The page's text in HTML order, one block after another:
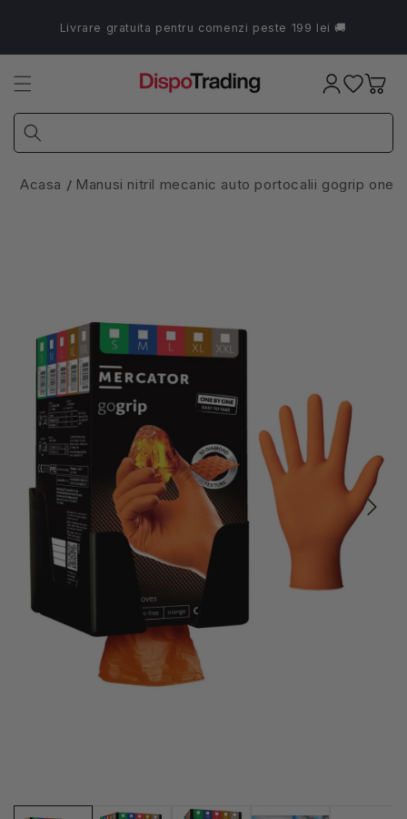
conținutLivrare gratuita pentru comenzi peste 199 lei 🚚
Coș
Acasa Manusi nitril mecanic auto portocalii gogrip one